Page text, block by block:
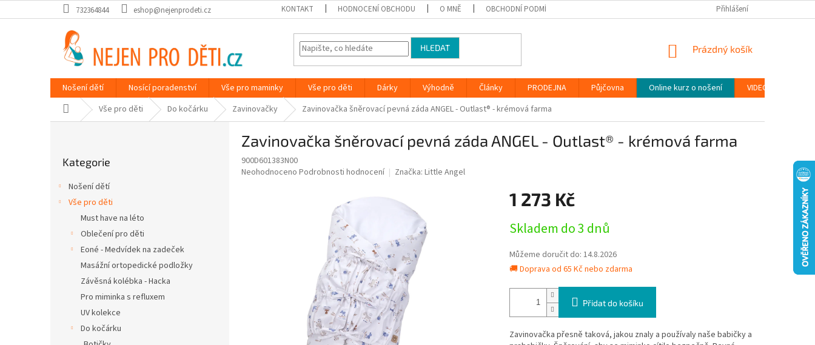
na
732364844 eshop@nejenprodeti.cz KONTAKT HODNOCENÍ OBCHODU O MNĚ OBCHODNÍ PODMÍNKY PODMÍNKY OCHRANY OSOBNÍCH ÚDAJŮ (GDPR)
Přihlášení
HLEDAT
NÁKUPNÍ
Prázdný košík
Nošení dětí Nosící poradenství Vše pro maminky Vše pro děti Dárky Výhodně Články PRODEJNA Půjčovna Online kurz o nošení
VIDEONÁVODY
Domů Vše pro děti Do kočárku Zavinovačky Zavinovačka šněrovací pevná záda ANGEL - Outlast® - krémová farma
kategorie
Kategorie
Nošení dětí
Vše pro děti
Must have na léto
Oblečení pro děti
Eoné - Medvídek na zadeček
Masážní ortopedické podložky
Závěsná kolébka - Hacka
Pro miminka s refluxem
UV kolekce
Do kočárku
Zavinovačka šněrovací pevná záda ANGEL - Outlast® - krémová farma
900D601383N00
Průměrné
Neohodnoceno Podrobnosti hodnocení Značka: Little Angel
1 273 Kč
cena:
Skladem do 3 dnů
Můžeme doručit do: 14.8.2026
🚚 Doprava od 65 Kč nebo zdarma
Přidat do košíku
Zavinovačka přesně taková, jakou znaly a používaly naše babičky a